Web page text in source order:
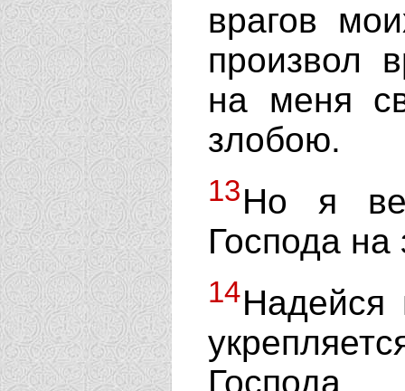
врагов
произвол
на меня
злобою.
13Но я
Господа
14Надейся
Господа.